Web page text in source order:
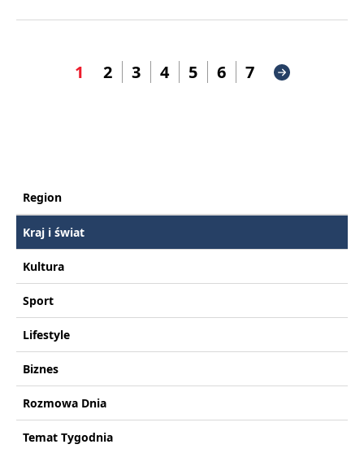
1 2 3 4 5 6 7
Region
Kraj i świat
Kultura
Sport
Lifestyle
Biznes
Rozmowa Dnia
Temat Tygodnia